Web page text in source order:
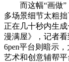
而这幅“画做”
多场景细节太粗
正在几十秒内生
漫满屋》，记者看
6pen平台则暗示
艺术和创意辅帮